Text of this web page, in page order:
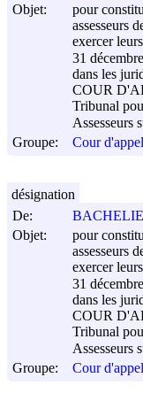
Objet:
pour
assesseurs
exercer
31
dans les
COUR
Tribunal
Assesseurs
Groupe:
Cour
De:
Objet:
pour
assesseurs
exercer
31
dans les
COUR
Tribunal
Assesseurs
Groupe:
Cour
désignation